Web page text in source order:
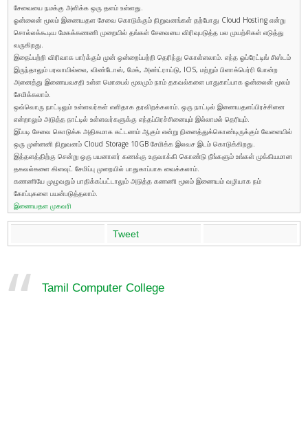
சேவையை நமக்கு அளிக்க ஒரு தளம் உள்ளது.
ஓன்லைன் மூலம் இணையதள சேவை கொடுக்கும் நிறுவனங்கள் தற்போது Cloud Hosting என்று
சொல்லக்கூடிய மேகக்கணணி முறையில் தங்கள் சேவையை விரிவுபடுத்த பல முயற்சிகள் எடுத்து
வருகிறது.
இதைப்பற்றி விரிவாக பார்க்கும் முன் ஒன்றைப்பற்றி தெரிந்து கொள்ளலாம். எந்த ஓப்ரேட்டிங் சிஸ்டம்
இருந்தாலும் பரவாயில்லை, விண்டோஸ், மேக், அண்ட்ராய்டு, IOS, மற்றும் பிளாக்பெர்ரி போன்ற
அனைத்து இணையவசதி உள்ள மொபைல் மூலமும் நாம் தகவல்களை பாதுகாப்பாக ஓன்லைன் மூலம்
சேமிக்கலாம்.
ஒவ்வொரு நாட்டிலும் உள்ளவர்கள் எளிதாக தரவிறக்கலாம். ஒரு நாட்டில் இணையதளப்பிரச்சினை
என்றாலும் அடுத்த நாட்டில் உள்ளவர்களுக்கு எந்தப்பிரச்சினையும் இல்லாமல் தெரியும்.
இப்படி சேவை கொடுக்க அதிகமாக கட்டணம் ஆகும் என்று நினைத்துக்கொண்டிருக்கும் வேளையில்
ஒரு முன்னனி நிறுவனம் Cloud Storage 10GB சேமிக்க இலவச இடம் கொடுக்கிறது.
இத்தளத்திற்கு சென்று ஒரு பயனாளர் கணக்கு உருவாக்கி கொண்டு நீங்களும் உங்கள் முக்கியமான
தகவல்களை கிளவுட் சேமிப்பு முறையில் பாதுகாப்பாக வைக்கலாம்.
கணணியே முழுவதும் பாதிக்கப்பட்டாலும் அடுத்த கணணி மூலம் இணையம் வழியாக நம்
கோப்புகளை பயன்படுத்தலாம்.
இணையதள முகவரி
Tweet
Tamil Computer College